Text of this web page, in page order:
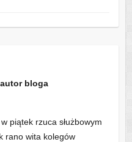
bloga
piątek rzuca służbowym
rano wita kolegów